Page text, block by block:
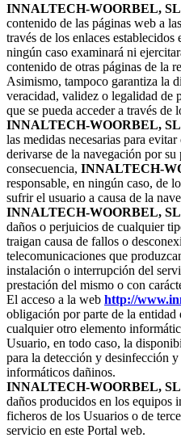
INNALTECH-WOORBEL,
contenido de las páginas web a
través de los enlaces
ningún caso examinará ni
contenido de otras páginas de la
Asimismo, tampoco garantiza la
veracidad, validez o legalidad de
que se pueda acceder a través de
INNALTECH-WOORBEL,
las medidas necesarias para
derivarse de la navegación por
consecuencia, INNALTECH-
responsable, en ningún caso, de
sufrir el usuario a causa de la
INNALTECH-WOORBEL,
daños o perjuicios de cualquier
traigan causa de fallos o
telecomunicaciones que
instalación o interrupción del
prestación del mismo o con
El acceso a la web http://
obligación por parte de la
cualquier otro elemento
Usuario, en todo caso, la
para la detección y desinfección
informáticos dañinos.
INNALTECH-WOORBEL,
daños producidos en los equipos
ficheros de los Usuarios o de
servicio en este Portal web.